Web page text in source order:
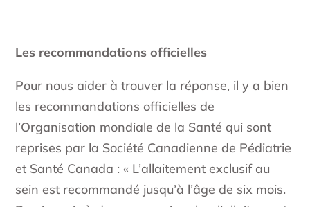
Les recommandations officielles
Pour nous aider à trouver la réponse, il y a bien
les recommandations officielles de
l’Organisation mondiale de la Santé qui sont
reprises par la Société Canadienne de Pédiatrie
et Santé Canada : « L’allaitement exclusif au
sein est recommandé jusqu’à l’âge de six mois.